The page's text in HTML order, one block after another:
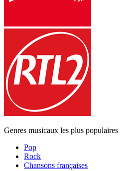
Genres musicaux les plus populaires
Pop
Rock
Chansons françaises